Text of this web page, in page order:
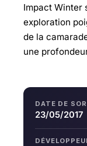
Impact Winter
exploration
de la
une
DATE DE
23/05/2017